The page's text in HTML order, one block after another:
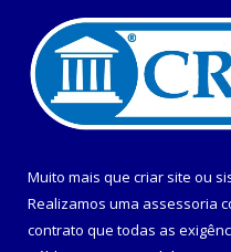
Muito mais que criar site ou
Realizamos uma assessoria
contrato que todas as